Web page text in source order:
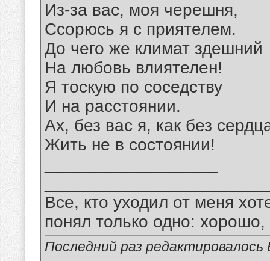
Из-за вас, моя черешня,
Ссорюсь я с приятелем.
До чего же климат здешний
Hа любовь влиятелен!
Я тоскую по соседству
И на расстоянии.
Ах, без вас я, как без
Жить не в состоянии!
Все, кто уходил от меня
понял только одно:
Последний раз